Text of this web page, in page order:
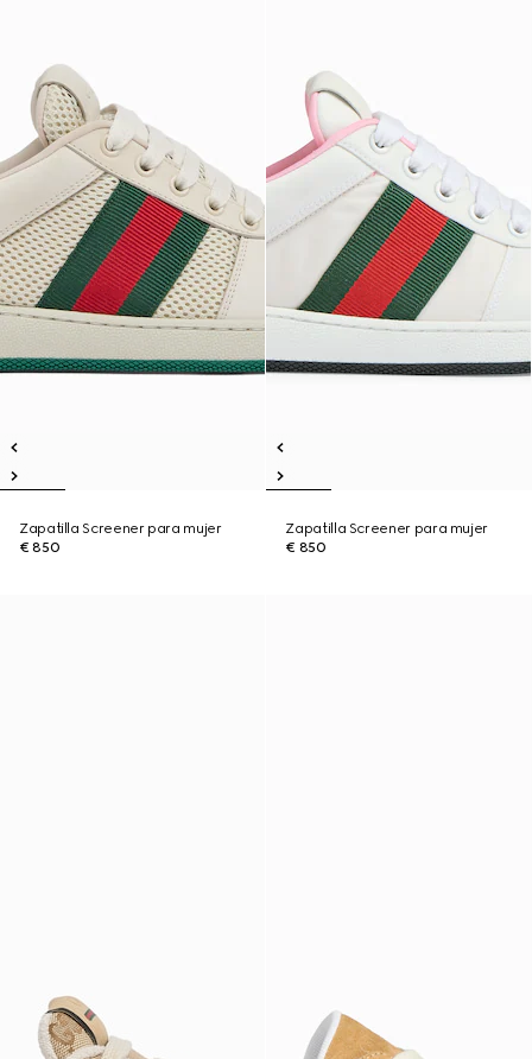
Zapatilla Screener para mujer
€ 850
Zapatilla Screener para mujer
€ 850